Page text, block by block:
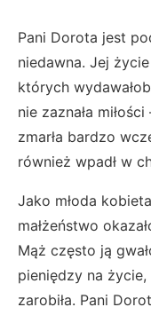
Pani Dorota jest
niedawna. Jej
których
nie zaznała
zmarła bardzo
również wpadł w
Jako młoda
małżeństwo
Mąż często ją
pieniędzy na
zarobiła. Pani